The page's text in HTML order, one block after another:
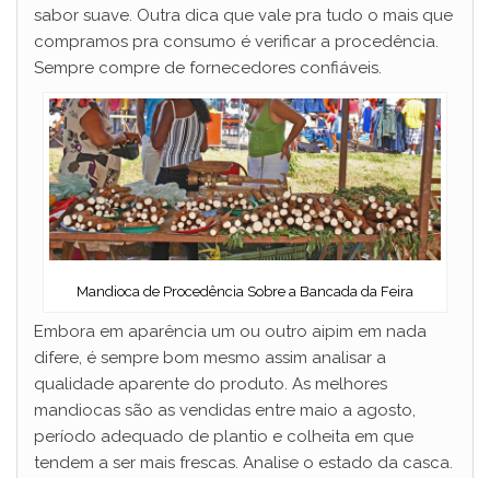
sabor suave. Outra dica que vale pra tudo o mais que
compramos pra consumo é verificar a procedência.
Sempre compre de fornecedores confiáveis.
Mandioca de Procedência Sobre a Bancada da Feira
Embora em aparência um ou outro aipim em nada
difere, é sempre bom mesmo assim analisar a
qualidade aparente do produto. As melhores
mandiocas são as vendidas entre maio a agosto,
período adequado de plantio e colheita em que
tendem a ser mais frescas. Analise o estado da casca.